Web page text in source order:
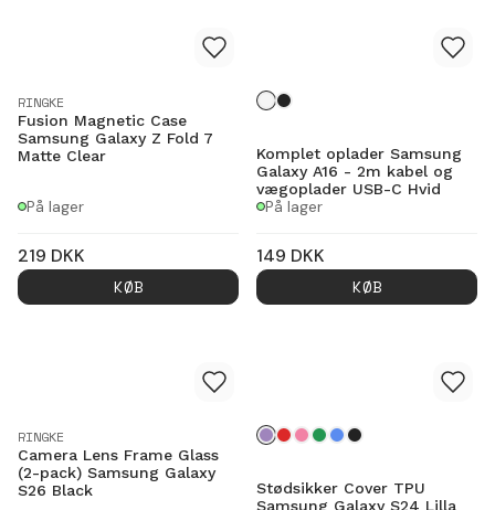
RINGKE
Fusion Magnetic Case
Samsung Galaxy Z Fold 7
Matte Clear
På lager
219 DKK
KØB
Komplet oplader Samsung
Galaxy A16 - 2m kabel og
vægoplader USB-C Hvid
På lager
149 DKK
KØB
RINGKE
Camera Lens Frame Glass
(2-pack) Samsung Galaxy
S26 Black
Stødsikker Cover TPU
Samsung Galaxy S24 Lilla